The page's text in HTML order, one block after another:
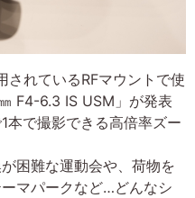
されているRFマウントで使
F4-6.3 IS USM」が発表
本で撮影できる高倍率ズー
困難な運動会や、荷物を
マパークなど…どんなシ